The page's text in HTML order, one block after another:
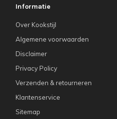
Informatie
Over Kookstijl
Algemene voorwaarden
Disclaimer
Privacy Policy
Verzenden & retourneren
Klantenservice
Sitemap